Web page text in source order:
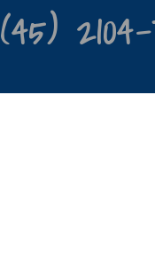
(45) 2104-